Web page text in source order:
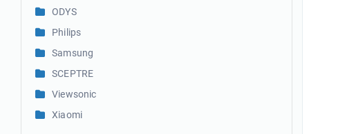
ODYS
Philips
Samsung
SCEPTRE
Viewsonic
Xiaomi